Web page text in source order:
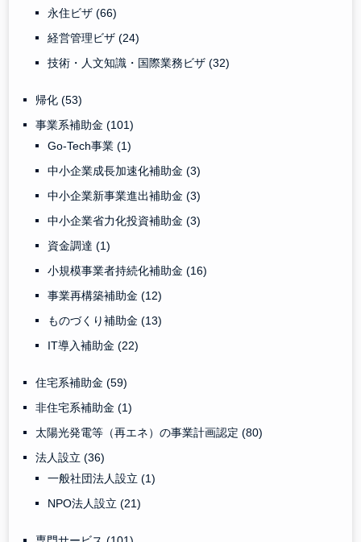
永住ビザ(66)
経営管理ビザ(24)
技術・人文知識・国際業務ビザ(32)
帰化(53)
事業系補助金(101)
Go-Tech事業(1)
中小企業成長加速化補助金(3)
中小企業新事業進出補助金(3)
中小企業省力化投資補助金(3)
資金調達(1)
小規模事業者持続化補助金(16)
事業再構築補助金(12)
ものづくり補助金(13)
IT導入補助金(22)
住宅系補助金(59)
非住宅系補助金(1)
太陽光発電等（再エネ）の事業計画認定(80)
法人設立(36)
一般社団法人設立(1)
NPO法人設立(21)